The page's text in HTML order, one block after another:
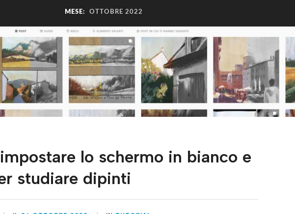
MESE: OTTOBRE 2022
lo schermo in bianco e
studiare dipinti